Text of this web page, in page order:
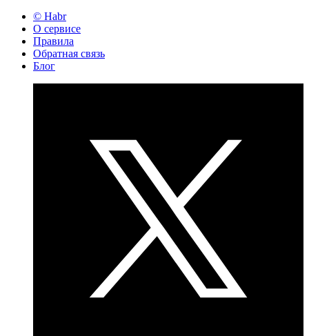
© Habr
О сервисе
Правила
Обратная связь
Блог